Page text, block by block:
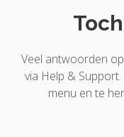
Veel antwoorden
via Help &
menu en te